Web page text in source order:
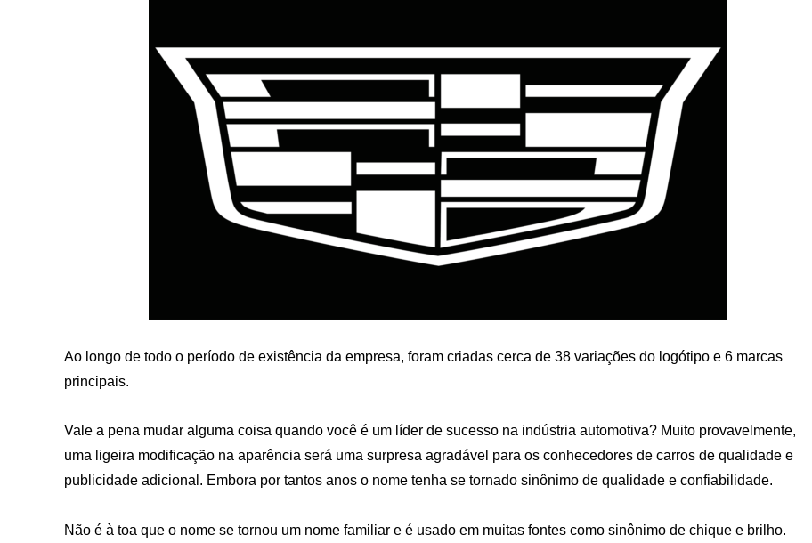
Ao longo de todo o período de existência da empresa, foram criadas cerca de 38 variações do logótipo e 6 marcas
principais.
Vale a pena mudar alguma coisa quando você é um líder de sucesso na indústria automotiva? Muito provavelmente,
uma ligeira modificação na aparência será uma surpresa agradável para os conhecedores de carros de qualidade e
publicidade adicional. Embora por tantos anos o nome tenha se tornado sinônimo de qualidade e confiabilidade.
Não é à toa que o nome se tornou um nome familiar e é usado em muitas fontes como sinônimo de chique e brilho.